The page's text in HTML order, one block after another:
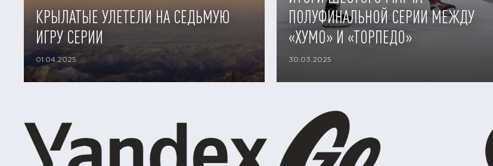
КРЫЛАТЫЕ УЛЕТЕЛИ НА СЕДЬМУЮ
ИГРУ СЕРИИ
01.04.2025
ПОЛУФИНАЛЬНОЙ СЕРИИ МЕЖДУ
«ХУМО» И «ТОРПЕДО»
30.03.2025